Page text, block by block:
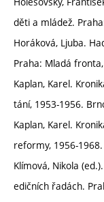
děti a mládež.
Horáková, Ljuba.
Praha: Mladá
Kaplan, Karel.
tání, 1953-1956.
Kaplan, Karel.
reformy, 1956-
Klímová, Nikola
edičních řadách.